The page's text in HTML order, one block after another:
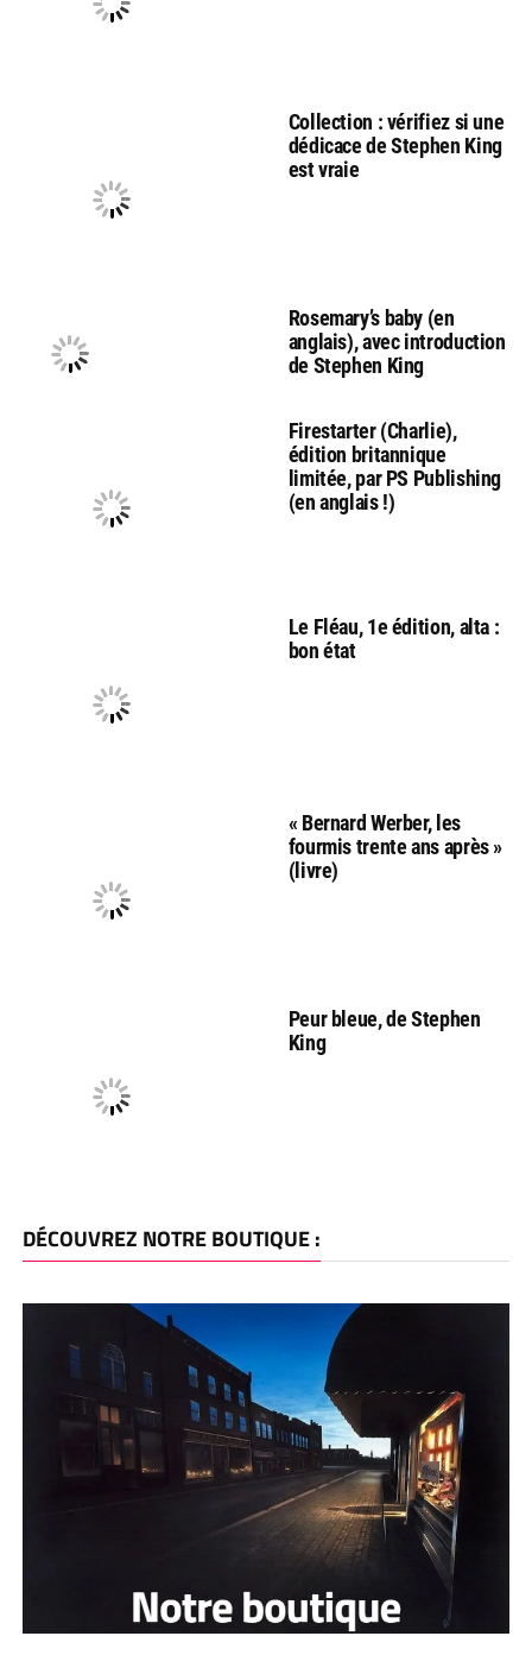
Collection : vérifiez si une
dédicace de Stephen King
est vraie
Rosemary’s baby (en
anglais), avec introduction
de Stephen King
Firestarter (Charlie),
édition britannique
limitée, par PS Publishing
(en anglais !)
Le Fléau, 1e édition, alta :
bon état
« Bernard Werber, les
fourmis trente ans après »
(livre)
Peur bleue, de Stephen
King
DÉCOUVREZ NOTRE BOUTIQUE :